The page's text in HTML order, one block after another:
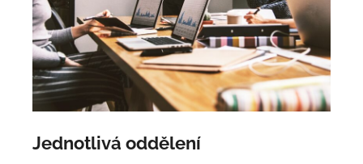
Jednotlivá oddělení